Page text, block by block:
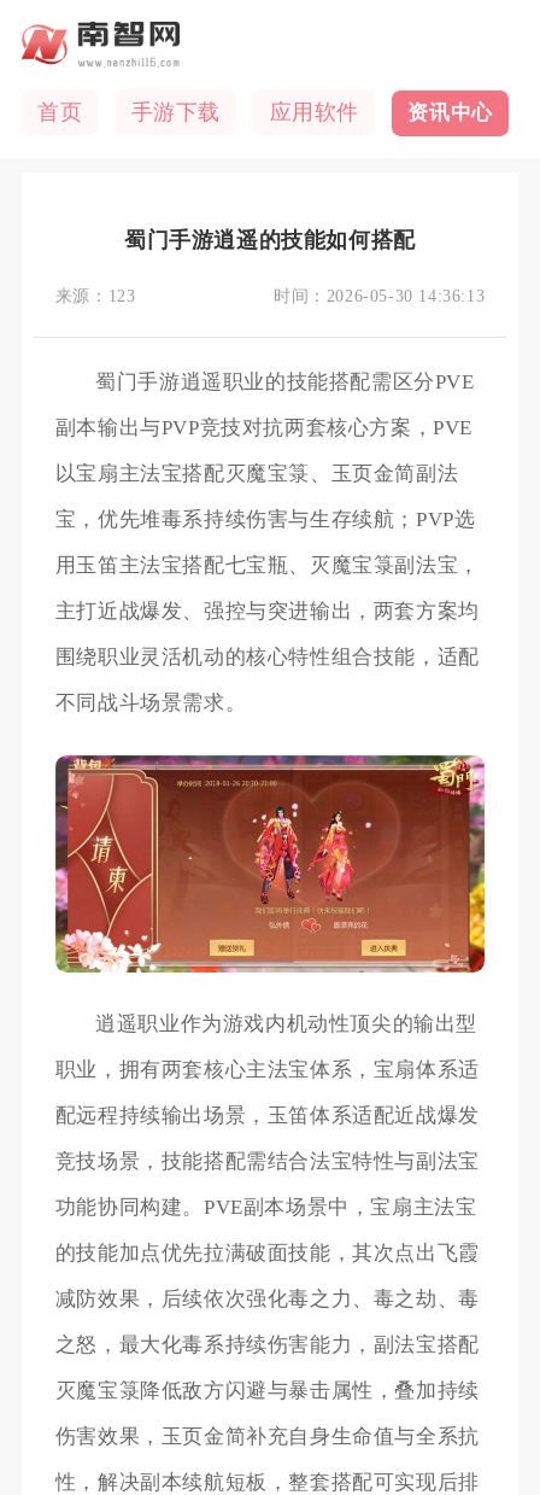
首页 手游下载 应用软件 资讯中心
蜀门手游逍遥的技能如何搭配
来源： 123 时间： 2026-05-30 14:36:13
蜀门手游逍遥职业的技能搭配需区分PVE
副本输出与PVP竞技对抗两套核心方案，PVE
以宝扇主法宝搭配灭魔宝箓、玉页金简副法
宝，优先堆毒系持续伤害与生存续航；PVP选
用玉笛主法宝搭配七宝瓶、灭魔宝箓副法宝，
主打近战爆发、强控与突进输出，两套方案均
围绕职业灵活机动的核心特性组合技能，适配
不同战斗场景需求。
逍遥职业作为游戏内机动性顶尖的输出型
职业，拥有两套核心主法宝体系，宝扇体系适
配远程持续输出场景，玉笛体系适配近战爆发
竞技场景，技能搭配需结合法宝特性与副法宝
功能协同构建。PVE副本场景中，宝扇主法宝
的技能加点优先拉满破面技能，其次点出飞霞
减防效果，后续依次强化毒之力、毒之劫、毒
之怒，最大化毒系持续伤害能力，副法宝搭配
灭魔宝箓降低敌方闪避与暴击属性，叠加持续
伤害效果，玉页金简补充自身生命值与全系抗
性，解决副本续航短板，整套搭配可实现后排